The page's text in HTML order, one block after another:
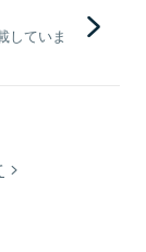
していま